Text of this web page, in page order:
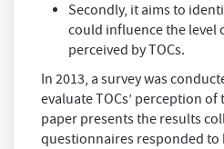
Secondly, it aims to
could influence the level
perceived by TOCs.
In 2013, a survey was
evaluate TOCs’ perception
paper presents the results
questionnaires responded to